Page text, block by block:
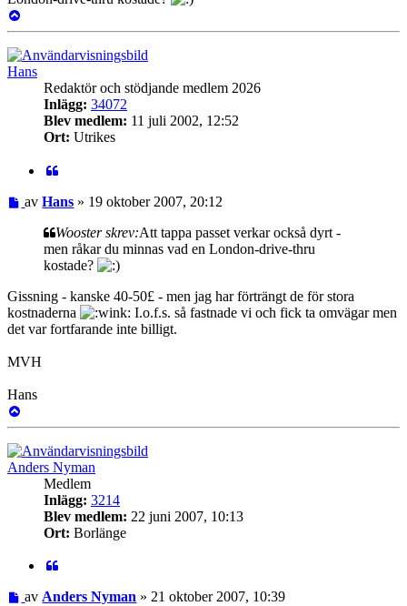
Hans
Redaktör och stödjande medlem 2026
Inlägg: 34072
Blev medlem: 11 juli 2002, 12:52
Ort: Utrikes
Inlägg
avHans » 19 oktober 2007, 20:12
Wooster skrev:Att tappa passet verkar också dyrt -
men råkar du minnas vad en London-drive-thru
kostade?
Gissning - kanske 40-50£ - men jag har förträngt de för stora
kostnaderna
I.o.f.s. så fastnade vi och fick ta omvägar men
det var fortfarande inte billigt.
MVH
Hans
Anders Nyman
Medlem
Inlägg: 3214
Blev medlem: 22 juni 2007, 10:13
Ort: Borlänge
Inlägg
av Anders Nyman » 21 oktober 2007, 10:39